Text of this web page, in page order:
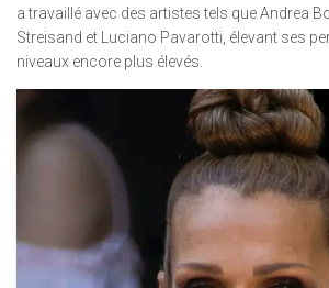
a travaillé avec des artistes tels que Andrea
Streisand et Luciano Pavarotti, élevant ses
niveaux encore plus élevés.